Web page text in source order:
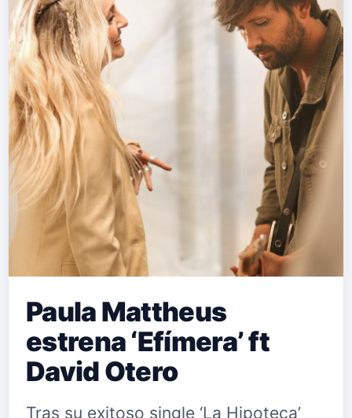
Paula Mattheus
estrena ‘Efímera’ ft
David Otero
Tras su exitoso single ‘La Hipoteca’